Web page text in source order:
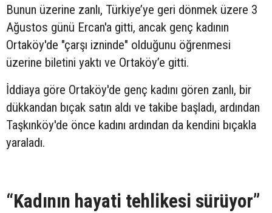
Bunun üzerine zanlı, Türkiye’ye geri dönmek üzere 3
Ağustos günü Ercan'a gitti, ancak genç kadının
Ortaköy'de "çarşı izninde" olduğunu öğrenmesi
üzerine biletini yaktı ve Ortaköy’e gitti.
İddiaya göre Ortaköy'de genç kadını gören zanlı, bir
dükkandan bıçak satın aldı ve takibe başladı, ardından
Taşkınköy'de önce kadını ardından da kendini bıçakla
yaraladı.
“Kadının hayati tehlikesi sürüyor”